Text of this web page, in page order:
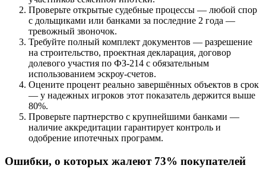
Проверьте открытые судебные процессы — любой спор
с дольщиками или банками за последние 2 года —
тревожный звоночок.
Требуйте полный комплект документов — разрешение
на строительство, проектная декларация, договор
долевого участия по ФЗ-214 с обязательным
использованием эскроу-счетов.
Оцените процент реально завершённых объектов в срок
— у надежных игроков этот показатель держится выше
80%.
Проверьте партнерство с крупнейшими банками —
наличие аккредитации гарантирует контроль и
одобрение ипотечных программ.
Ошибки, о которых жалеют 73% покупателей